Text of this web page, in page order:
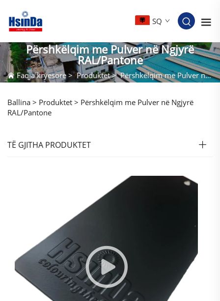
SQ
Përshkëlqim me Pulver në Ngjyrë
RAL/Pantone
Faqja kryesore>Produktet>Përshkëlqim me Pulver në Ngjyrë RAL/Pantone
Ballina > Produktet > Përshkëlqim me Pulver në Ngjyrë
RAL/Pantone
TË GJITHA PRODUKTET